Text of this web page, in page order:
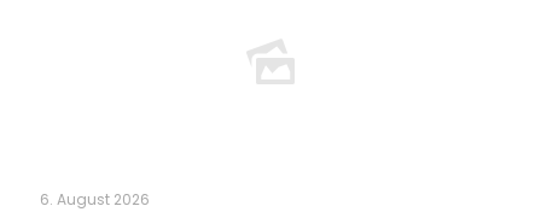
6. August 2026